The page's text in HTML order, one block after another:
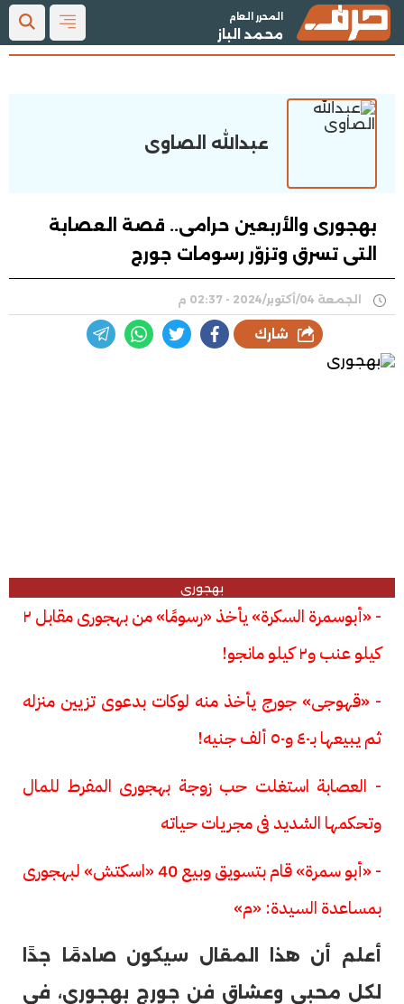
المحرر العام
محمد الباز
عبدالله الصاوى
بهجورى والأربعين حرامى.. قصة العصابة
التى تسرق وتزوّر رسومات جورج
الجمعة 04/أكتوبر/2024 - 02:37 م
شارك
بهجورى
- «أبوسمرة السكرة» يأخذ «رسومًا» من بهجورى مقابل ٢
كيلو عنب و٢ كيلو مانجو!
- «قهوجى» جورج يأخذ منه لوكات بدعوى تزيين منزله
ثم يبيعها بـ٤٠ و٥٠ ألف جنيه!
- العصابة استغلت حب زوجة بهجورى المفرط للمال
وتحكمها الشديد فى مجريات حياته
- «أبو سمرة» قام بتسويق وبيع 40 «اسكتش» لبهجورى
بمساعدة السيدة: «م»
أعلم أن هذا المقال سيكون صادمًا جدًا
لكل محبى وعشاق فن جورج بهجورى، فى